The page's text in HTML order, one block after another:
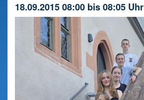
18.09.2015 08:00 bis 08:05 Uhr